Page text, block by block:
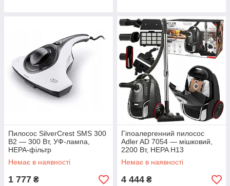
Пилосос SilverCrest SMS 300
B2 — 300 Вт, УФ-лампа,
HEPA-фільтр
Немає в наявності
1 777 ₴
Гіпоалергенний пилосос
Adler AD 7054 — мішковий,
2200 Вт, HEPA H13
Немає в наявності
4 444 ₴